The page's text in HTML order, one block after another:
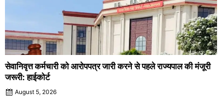
सेवानिवृत्त कर्मचारी को आरोपपत्र जारी करने से पहले राज्यपाल की मंजूरी
जरूरी: हाईकोर्ट
August 5, 2026